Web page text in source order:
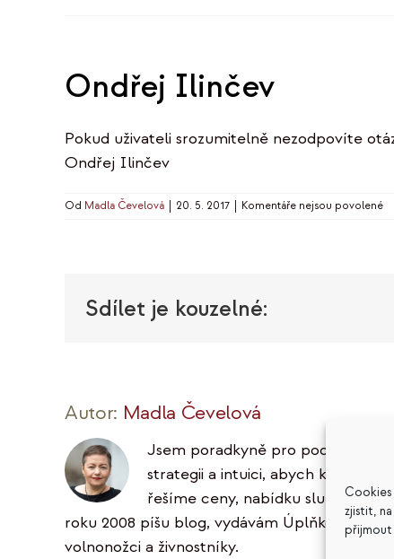
Cookies
zjistit,
Ondřej Ilinčev
Pokud uživateli srozumitelně nezodpovíte
Ondřej Ilinčev
Od Madla Čevelová 20. 5. 2017 Komentáře nejsou povolenéu
Sdílet je kouzelné:
Autor: Madla Čevelová
Jsem poradkyně pro podnikatele
strategii a intuici, abych klientům
řešíme ceny, nabídku služeb,
roku 2008 píšu blog, vydávám Úplňkový
volnonožci a živnostníky.